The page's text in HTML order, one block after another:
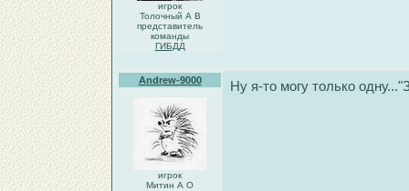
игрок
Толочный А В
представитель
команды
ГИБДД
Andrew-9000
игрок
Митин А О
Ну я-то могу только